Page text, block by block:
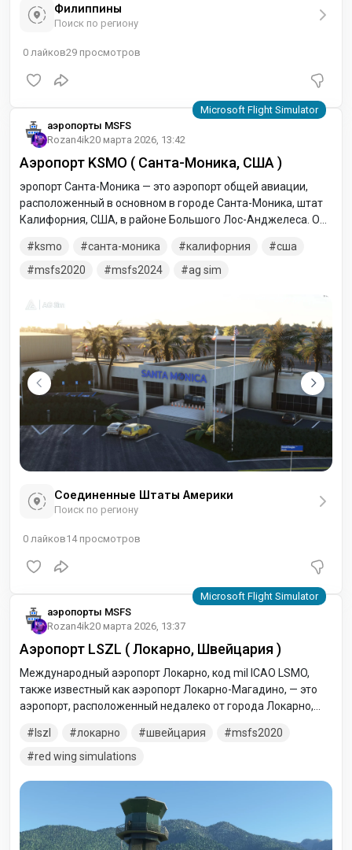
Филиппины
Поиск по региону
0 лайков29 просмотров
аэропорты MSFS
Rozan4ik20 марта 2026, 13:42
Аэропорт KSMO ( Санта-Моника, США )
эропорт Санта-Моника — это аэропорт общей авиации,
расположенный в основном в городе Санта-Моника, штат
Калифорния, США, в районе Большого Лос-Анджелеса. Он
старейших аэропортов США, и одним из ведущих
аэропортов общей авиации в мире.
ksmo санта-моника калифорния
сша
msfs2020
msfs2024 ag sim
Соединенные Штаты Америки
Поиск по региону
0 лайков14просмотров
аэропорты MSFS
Rozan4ik20 марта 2026, 13:37
Аэропорт LSZL ( Локарно, Швейцария )
Международный аэропорт Локарно, код mil ICAO LSMO,
также известный как аэропорт Локарно-Магадино, — это
аэропорт, расположенный недалеко от города Локарно,
военный аэропорт.
lszl локарно швейцария
msfs2020
red wing simulations